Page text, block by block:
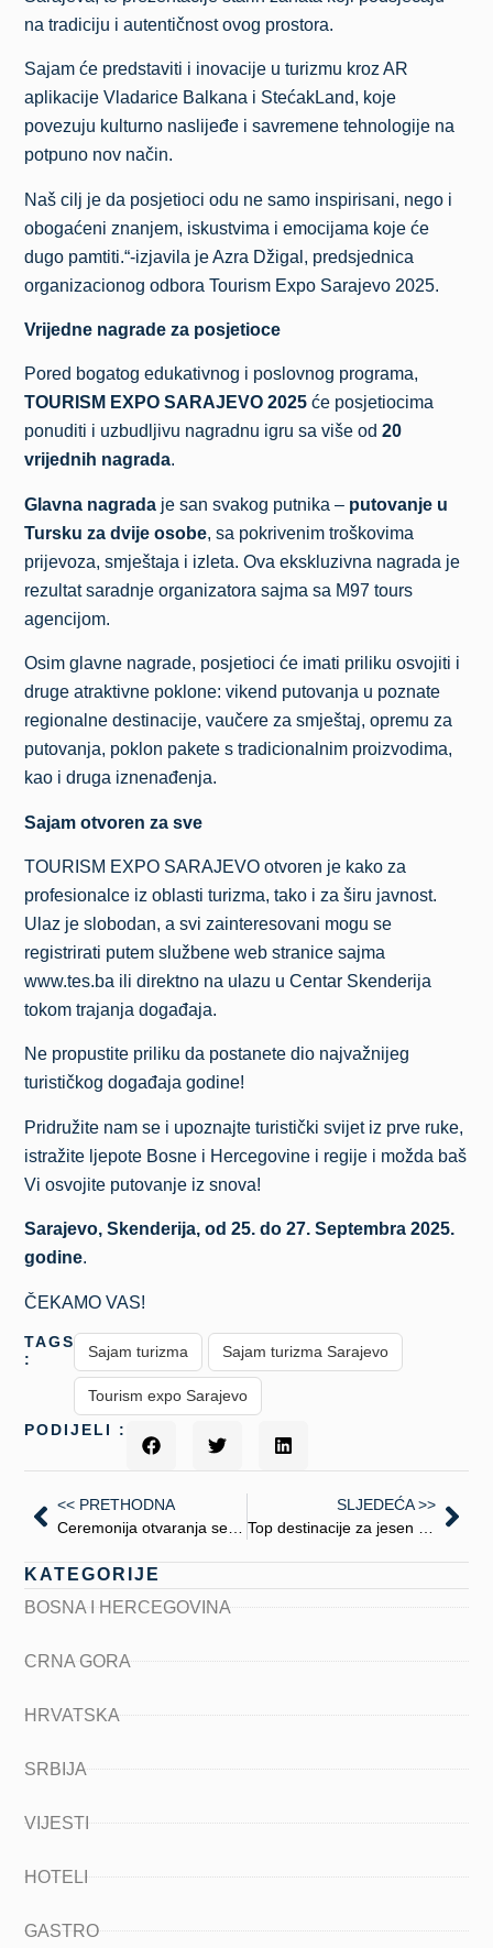
na tradiciju i autentičnost ovog prostora.
Sajam će predstaviti i inovacije u turizmu kroz AR
aplikacije Vladarice Balkana i StećakLand, koje
povezuju kulturno naslijeđe i savremene tehnologije na
potpuno nov način.
Naš cilj je da posjetioci odu ne samo inspirisani, nego i
obogaćeni znanjem, iskustvima i emocijama koje će
dugo pamtiti.“-izjavila je Azra Džigal, predsjednica
organizacionog odbora Tourism Expo Sarajevo 2025.
Vrijedne nagrade za posjetioce
Pored bogatog edukativnog i poslovnog programa,
TOURISM EXPO SARAJEVO 2025 će posjetiocima
ponuditi i uzbudljivu nagradnu igru sa više od20
vrijednih nagrada.
Glavna nagrada je san svakog putnika – putovanje u
Tursku za dvije osobe, sa pokrivenim troškovima
prijevoza, smještaja i izleta. Ova ekskluzivna nagrada je
rezultat saradnje organizatora sajma sa M97 tours
agencijom.
Osim glavne nagrade, posjetioci će imati priliku osvojiti i
druge atraktivne poklone: vikend putovanja u poznate
regionalne destinacije, vaučere za smještaj, opremu za
putovanja, poklon pakete s tradicionalnim proizvodima,
kao i druga iznenađenja.
Sajam otvoren za sve
TOURISM EXPO SARAJEVO otvoren je kako za
profesionalce iz oblasti turizma, tako i za širu javnost.
Ulaz je slobodan, a svi zainteresovani mogu se
registrirati putem službene web stranice sajma
www.tes.ba ili direktno na ulazu u Centar Skenderija
tokom trajanja događaja.
Ne propustite priliku da postanete dio najvažnijeg
turističkog događaja godine!
Pridružite nam se i upoznajte turistički svijet iz prve ruke,
istražite ljepote Bosne i Hercegovine i regije i možda baš
Vi osvojite putovanje iz snova!
Sarajevo, Skenderija, od 25. do 27. Septembra 2025.
godine.
ČEKAMO VAS!
TAGS
:
Sajam turizma Sajam turizma Sarajevo
Tourism expo Sarajevo
PODIJELI :
<< PRETHODNA
SLJEDEĆA >>
KATEGORIJE
BOSNA I HERCEGOVINA
CRNA GORA
HRVATSKA
SRBIJA
VIJESTI
HOTELI
GASTRO